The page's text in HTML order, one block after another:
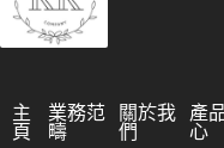
主
頁
業務范
疇
關於我
們
產
心